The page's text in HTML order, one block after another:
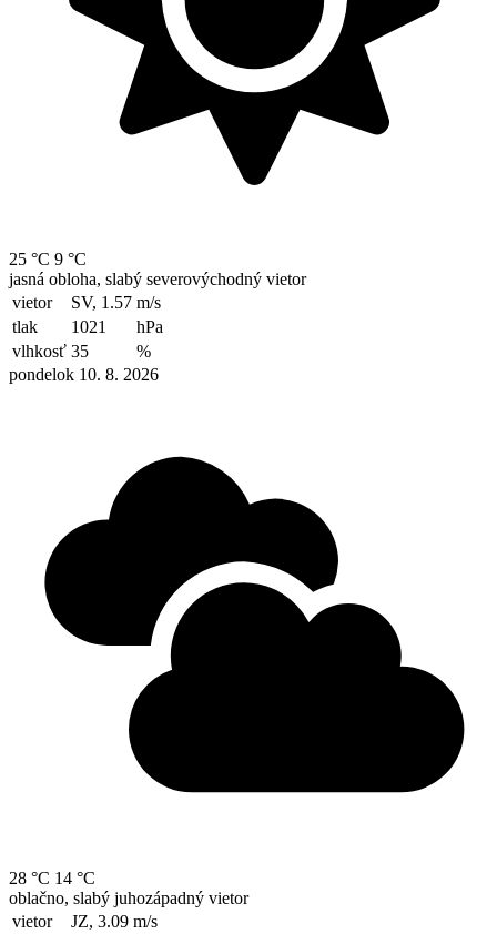
25 °C 9 °C
jasná obloha, slabý severovýchodný vietor
vietor
SV, 1.57 m/s
tlak
1021
hPa
vlhkosť 35
%
pondelok 10. 8. 2026
28 °C 14 °C
oblačno, slabý juhozápadný vietor
vietor
JZ, 3.09 m/s